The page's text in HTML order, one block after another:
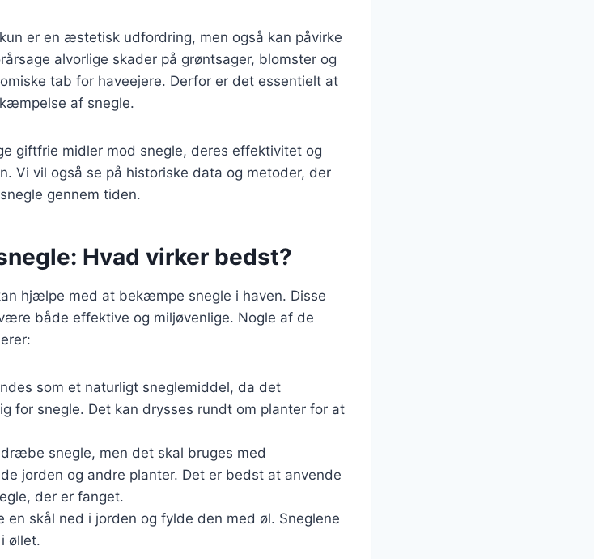
er en æstetisk udfordring, men også kan påvirke
alvorlige skader på grøntsager, blomster og
tab for haveejere. Derfor er det essentielt at
af snegle.
giftfrie midler mod snegle, deres effektivitet og
Vi vil også se på historiske data og metoder, der
gennem tiden.
Hvad virker bedst?
hjælpe med at bekæmpe snegle i haven. Disse
både effektive og miljøvenlige. Nogle af de
som et naturligt sneglemiddel, da det
for snegle. Det kan drysses rundt om planter for at
snegle, men det skal bruges med
jorden og andre planter. Det er bedst at anvende
der er fanget.
en skål ned i jorden og fylde den med øl. Sneglene
øllet.